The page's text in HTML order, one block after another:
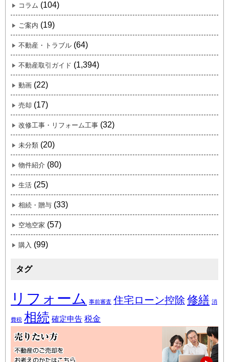
コラム (104)
ご案内 (19)
不動産・トラブル (64)
不動産取引ガイド (1,394)
動画 (22)
売却 (17)
改修工事・リフォーム工事 (32)
未分類 (20)
物件紹介 (80)
生活 (25)
相続・贈与 (33)
空地空家 (57)
購入 (99)
タグ
リフォーム 事前審査 住宅ローン控除 修繕 消
費税 相続 確定申告 税金